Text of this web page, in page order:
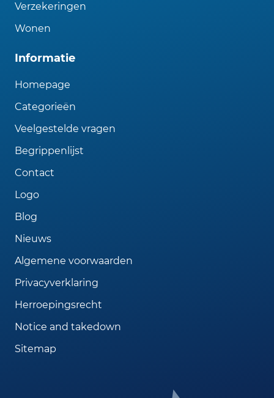
Verzekeringen
Wonen
Informatie
Homepage
Categorieën
Veelgestelde vragen
Begrippenlijst
Contact
Logo
Blog
Nieuws
Algemene voorwaarden
Privacyverklaring
Herroepingsrecht
Notice and takedown
Sitemap